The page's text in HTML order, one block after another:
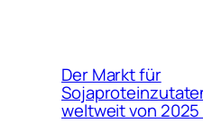
Der Markt für
weltweit von